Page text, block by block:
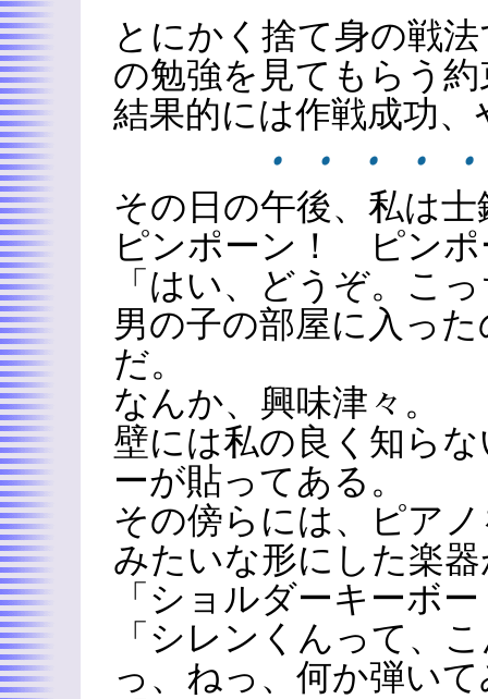
とにかく捨て身の戦
の勉強を見てもらう
結果的には作戦成功、
その日の午後、私は
ピンポーン！ ピンポ
「はい、どうぞ。こ
男の子の部屋に入っ
だ。
なんか、興味津々。
壁には私の良く知ら
ーが貼ってある。
その傍らには、ピア
みたいな形にした楽
「ショルダーキーボ
「シレンくんって、
っ、ねっ、何か弾い